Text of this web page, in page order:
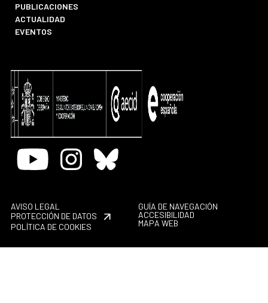
PUBLICACIONES
ACTUALIDAD
EVENTOS
Youtube InstagramBluesky
AVISO LEGAL
PROTECCIÓN DE DATOS
POLÍTICA DE COOKIES
GUÍA DE NAVEGACIÓN
ACCESIBILIDAD
MAPA WEB